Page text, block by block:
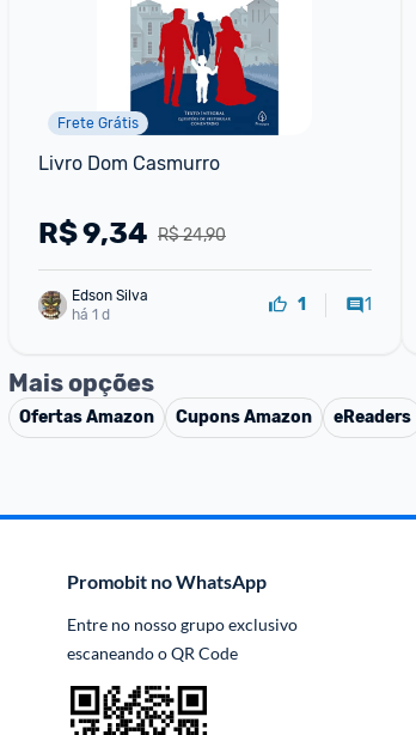
Frete Grátis
Livro Dom Casmurro
R$ 24,90
R$9,34
Edson Silva
há 1 d
1 1
Mais opções
OfertasAmazon CuponsAmazon eReaders
Promobit no WhatsApp
Entre no nosso grupo exclusivo
escaneando o QR Code